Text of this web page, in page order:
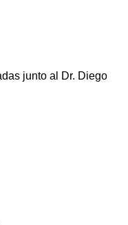
junto al Dr. Diego